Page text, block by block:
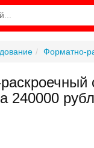
Форматно-
240000